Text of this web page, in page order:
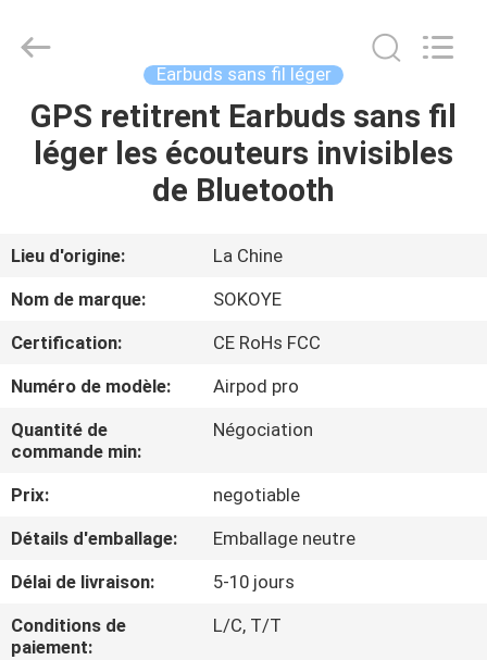
MAISON
AU
SUJET
DE
VISITE
CONTRÔLE
DE
QUALITÉ
Electronic
Reserved.
Earbuds sans fil léger
GPS retitrent Earbuds sans fil
léger les écouteurs invisibles
de Bluetooth
Lieu d'origine:
La Chine
Nom de marque:
SOKOYE
Certification:
CE RoHs FCC
Numéro de modèle:
Airpod pro
Quantité de
commande min:
Négociation
Prix:
negotiable
Détails d'emballage:
Emballage neutre
Délai de livraison:
5-10 jours
Conditions de
paiement:
L/C, T/T